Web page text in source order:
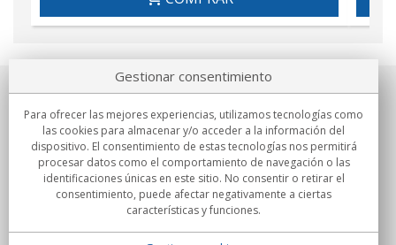
Sobre nosotros
Compromisos
Compras
Gestionar consentimiento
Para ofrecer las mejores experiencias, utilizamos tecnologías como
las cookies para almacenar y/o acceder a la información del
dispositivo. El consentimiento de estas tecnologías nos permitirá
procesar datos como el comportamiento de navegación o las
identificaciones únicas en este sitio. No consentir o retirar el
consentimiento, puede afectar negativamente a ciertas
características y funciones.